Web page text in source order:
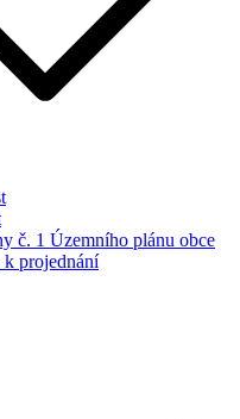
č. 1 Územního plánu obce
projednání